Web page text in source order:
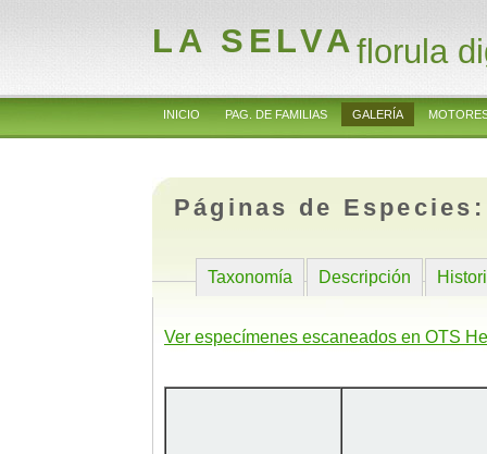
LA SELVAflorula
INICIO PAG. DE FAMILIAS GALERÍA
Páginas de
Taxonomía Descripción
Ver especímenes escaneados en OTS